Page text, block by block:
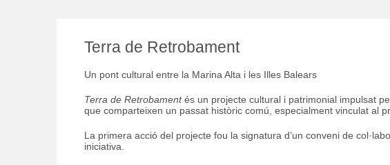
Terra de Retrobament
Un pont cultural entre la Marina Alta i les Illes Balears
Terra de Retrobamentés un projecte cultural i patrimonial impulsat
que comparteixen un passat històric comú, especialment vinculat al
La primera acció del projecte fou la signatura d’un conveni de
iniciativa.